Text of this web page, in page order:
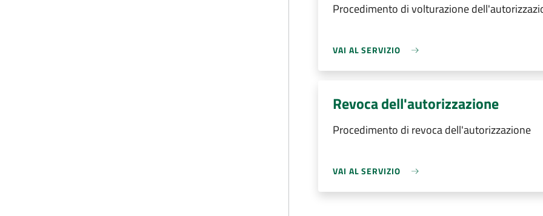
Procedimento di volturazione
VAI AL SERVIZIO
Revoca dell'autorizzazione
Procedimento di revoca dell'autorizzazione
VAI AL SERVIZIO